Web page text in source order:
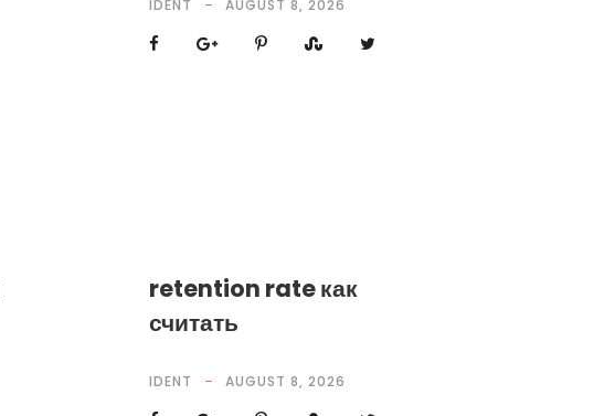
IDENT AUGUST 8, 2026
retention rate как
считать
IDENT AUGUST 8, 2026